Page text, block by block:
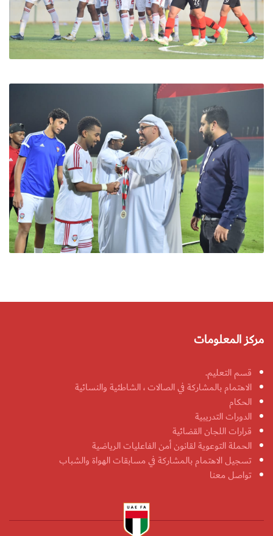
مركز المعلومات
قسم التعليم.
الاهتمام بالمشاركة في الصالات ، الشاطئية والنسائية
الحكام
الدورات التدريبية
قرارات اللجان القضائية
الحملة التوعوية لقانون أمن الفاعليات الرياضية
تسجيل الاهتمام بالمشاركة في مسابقات الهواة والشباب
تواصل معنا